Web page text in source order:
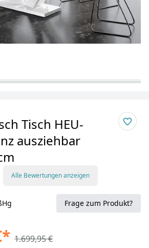
Tisch HEU-
ausziehbar
Alle Bewertungen anzeigen
Frage zum Produkt?
* 1.699,95 €